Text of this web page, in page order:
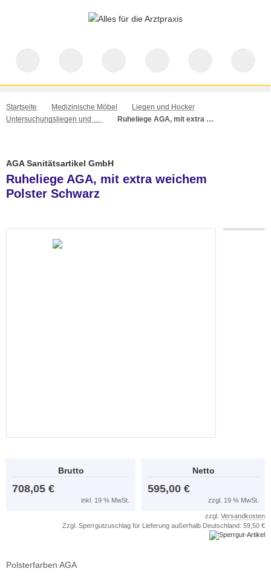
Startseite Medizinische Möbel
Liegen und Hocker
Untersuchungsliegen und Hocker
Ruheliege AGA, mit extra weichem Polster Schwarz
AGA Sanitätsartikel GmbH
Ruheliege AGA, mit extra weichem
Polster Schwarz
Brutto
708,05 €
inkl. 19 % MwSt.
Netto
595,00 €
zzgl. 19 % MwSt.
zzgl. Versandkosten
Zzgl. Sperrgutzuschlag für Lieferung außerhalb Deutschland: 59,50 €
Polsterfarben AGA